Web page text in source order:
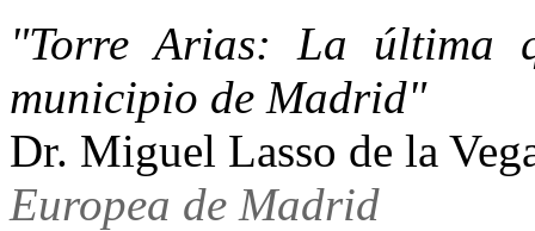
"Torre Arias: La última
municipio de Madrid"
Dr. Miguel Lasso de
Europea de Madrid